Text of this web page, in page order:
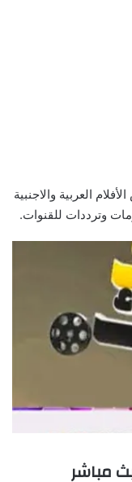
العربية والاجنبية
وترددات للقنوات.
مباشر